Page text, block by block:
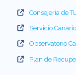
Consejería de
Servicio
Observatorio
Plan de